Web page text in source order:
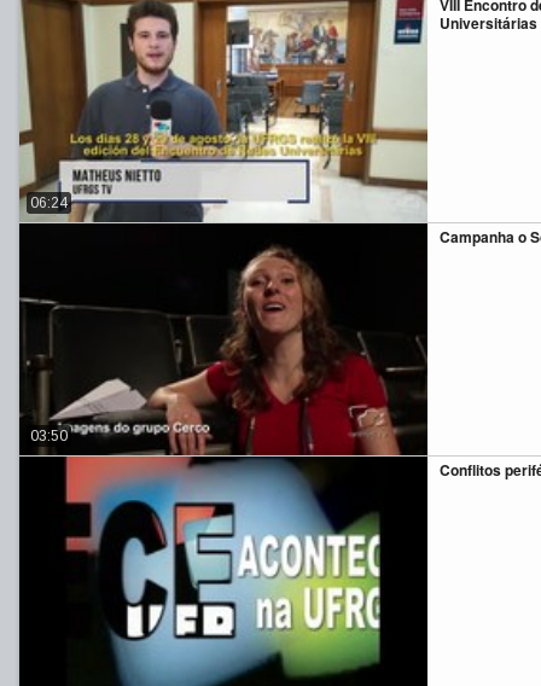
Universitárias
06:24
Campanha o
03:50
Conflitos